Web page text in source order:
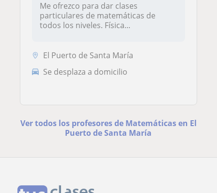
Me ofrezco para dar clases
particulares de matemáticas de
todos los niveles. Física...
El Puerto de Santa María
Se desplaza a domicilio
Ver todos los profesores de Matemáticas en El
Puerto de Santa María